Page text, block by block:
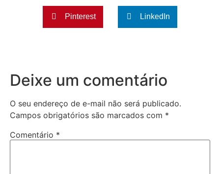
Pinterest LinkedIn
Deixe um comentário
O seu endereço de e-mail não será publicado.
Campos obrigatórios são marcados com *
Comentário *